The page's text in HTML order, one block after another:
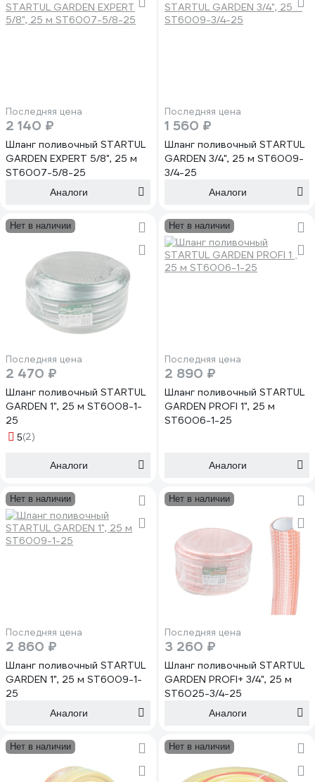
Последняя цена
2 140 ₽
Шланг поливочный STARTUL
GARDEN EXPERT 5/8", 25 м
ST6007-5/8-25
Аналоги
Последняя цена
1 560 ₽
Шланг поливочный STARTUL
GARDEN 3/4", 25 м ST6009-
3/4-25
Аналоги
Нет в наличии
Последняя цена
2 470 ₽
Шланг поливочный STARTUL
GARDEN 1", 25 м ST6008-1-
25
5(2)
Аналоги
Нет в наличии
Последняя цена
2 890 ₽
Шланг поливочный STARTUL
GARDEN PROFI 1", 25 м
ST6006-1-25
Аналоги
Нет в наличии
Последняя цена
2 860 ₽
Шланг поливочный STARTUL
GARDEN 1", 25 м ST6009-1-
25
Аналоги
Нет в наличии
Последняя цена
3 260 ₽
Шланг поливочный STARTUL
GARDEN PROFI+ 3/4", 25 м
ST6025-3/4-25
Аналоги
Нет в наличии Нет в наличии